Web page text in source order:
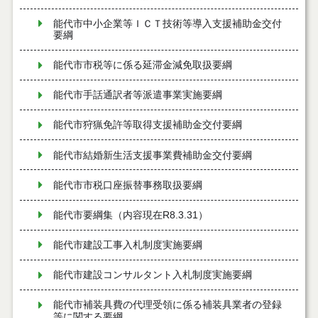
能代市中小企業等ＩＣＴ技術等導入支援補助金交付
要綱
能代市市税等に係る延滞金減免取扱要綱
能代市手話通訳者等派遣事業実施要綱
能代市狩猟免許等取得支援補助金交付要綱
能代市結婚新生活支援事業費補助金交付要綱
能代市市税口座振替事務取扱要綱
能代市要綱集（内容現在R8.3.31）
能代市建設工事入札制度実施要綱
能代市建設コンサルタント入札制度実施要綱
能代市補装具費の代理受領に係る補装具業者の登録